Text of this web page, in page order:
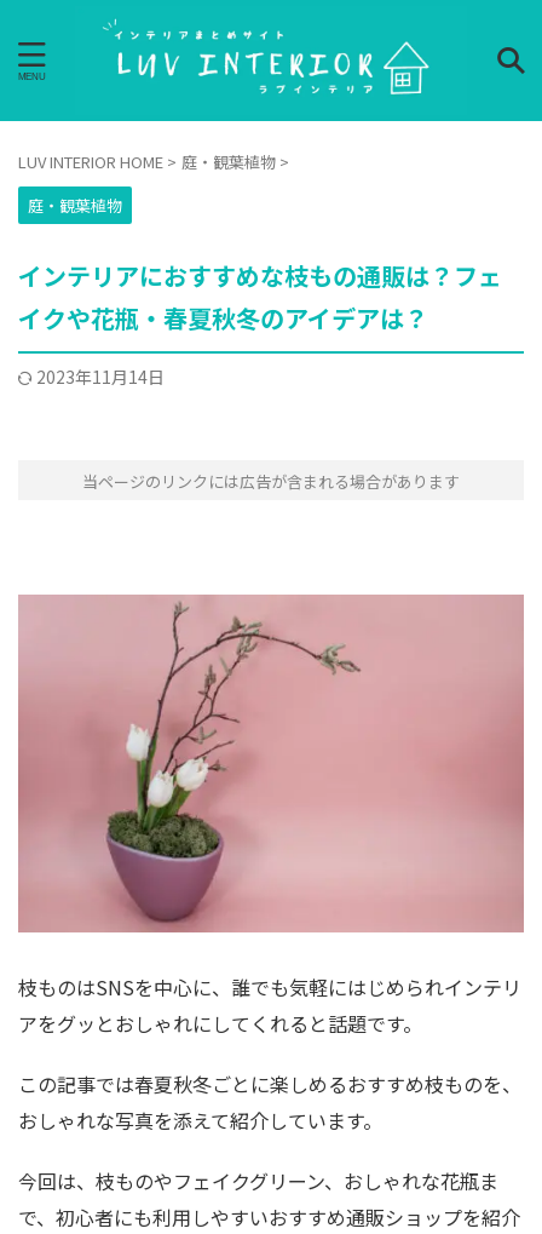
LUV INTERIOR HOME > 庭・観葉植物 >
庭・観葉植物
インテリアにおすすめな枝もの通販は？フェ
イクや花瓶・春夏秋冬のアイデアは？
2023年11月14日
当ページのリンクには広告が含まれる場合があります
枝ものはSNSを中心に、誰でも気軽にはじめられインテリ
アをグッとおしゃれにしてくれると話題です。
この記事では春夏秋冬ごとに楽しめるおすすめ枝ものを、
おしゃれな写真を添えて紹介しています。
今回は、枝ものやフェイクグリーン、おしゃれな花瓶ま
で、初心者にも利用しやすいおすすめ通販ショップを紹介